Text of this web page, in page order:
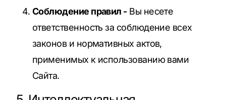
Соблюдение правил -Вы несете
ответственность за соблюдение всех
законов и нормативных актов,
применимых к использованию вами
Сайта.